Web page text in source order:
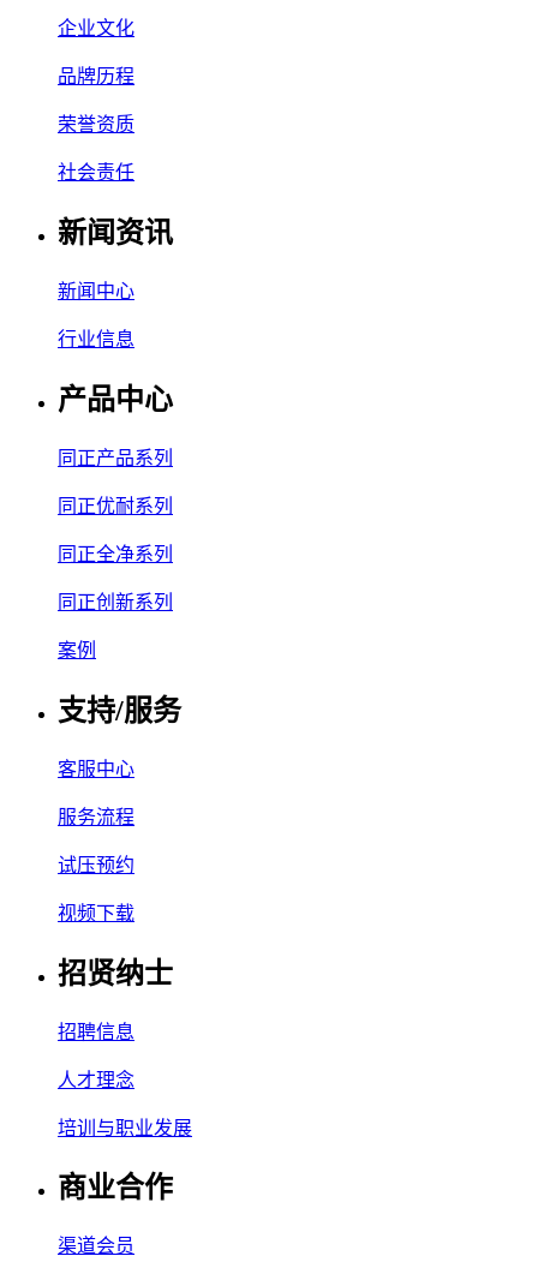
企业文化
品牌历程
荣誉资质
社会责任
新闻资讯
新闻中心
行业信息
产品中心
同正产品系列
同正优耐系列
同正全净系列
同正创新系列
案例
支持/服务
客服中心
服务流程
试压预约
视频下载
招贤纳士
招聘信息
人才理念
培训与职业发展
商业合作
渠道会员